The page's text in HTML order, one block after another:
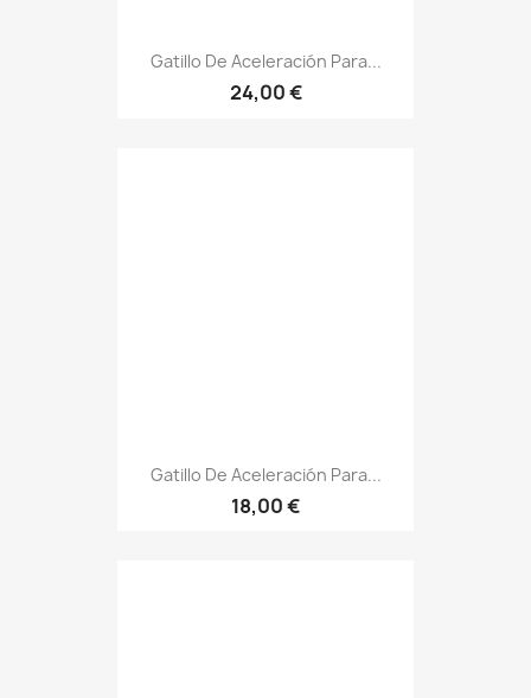
Gatillo De Aceleración Para...
24,00 €
Gatillo De Aceleración Para...
18,00 €